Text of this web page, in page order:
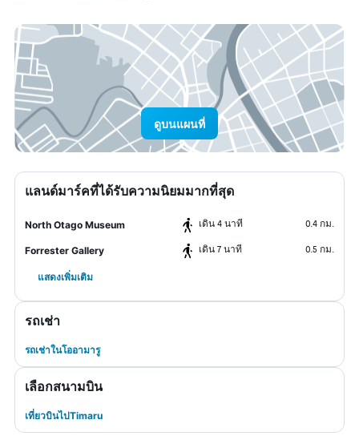
ดูบนแผนที่
แลนด์มาร์คที่ได้รับความนิยมมากที่สุด
North Otago Museum เดิน 4 นาที 0.4 กม.
Forrester Gallery เดิน 7 นาที 0.5 กม.
แสดงเพิ่มเติม
รถเช่า
รถเช่าในโออามารู
เลือกสนามบิน
เที่ยวบินไปTimaru